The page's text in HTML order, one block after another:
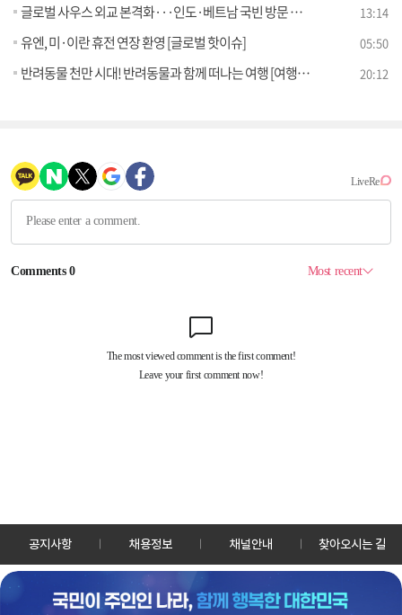
글로벌 사우스 외교 본격화···인도·베트남 국빈 방문 성과는? [오늘의 이슈] 13:14
유엔, 미·이란 휴전 연장 환영 [글로벌 핫이슈] 05:50
반려동물 천만 시대! 반려동물과 함께 떠나는 여행 [여행을 떠나요] 20:12
공지사항 채용정보 채널안내 찾아오시는 길
30128 세종특별자치시 정부2청사로 13 한국정책방송원 KTV
TEL: 044-204-8000